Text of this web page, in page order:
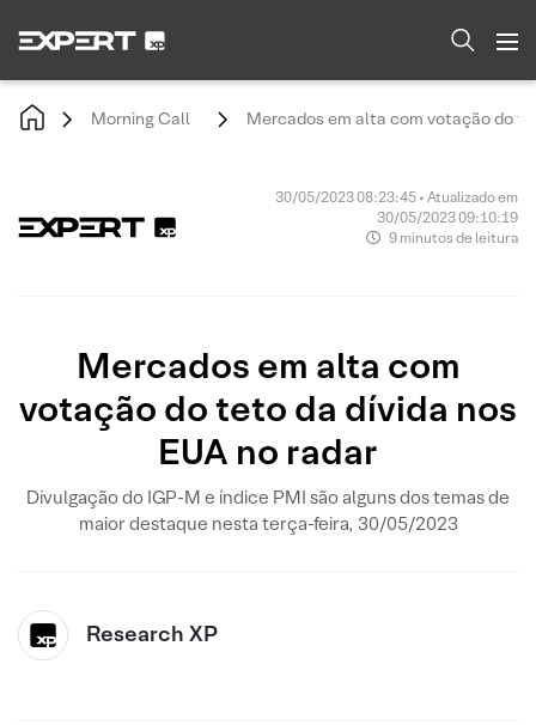
Morning Call Mercados em alta com votação do
30/05/2023 08:23:45 • Atualizado em
30/05/2023 09:10:19
9 minutos de leitura
Mercados em alta com
votação do teto da dívida nos
EUA no radar
Divulgação do IGP-M e índice PMI são alguns dos temas de
maior destaque nesta terça-feira, 30/05/2023
Research XP